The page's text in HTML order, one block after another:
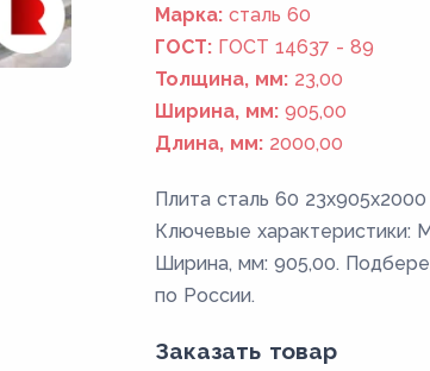
Марка: сталь 60
ГОСТ: ГОСТ 14637 - 89
Толщина, мм: 23,00
Ширина, мм: 905,00
Длина, мм: 2000,00
Плита сталь 60
Ключевые характеристики:
Ширина, мм: 905,00.
по России.
Заказать товар